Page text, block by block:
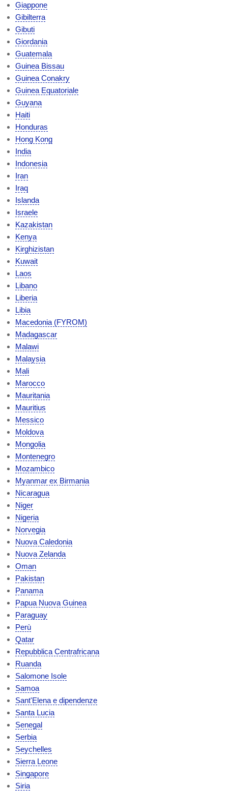
Giappone
Gibilterra
Gibuti
Giordania
Guatemala
Guinea Bissau
Guinea Conakry
Guinea Equatoriale
Guyana
Haiti
Honduras
Hong Kong
India
Indonesia
Iran
Iraq
Islanda
Israele
Kazakistan
Kenya
Kirghizistan
Kuwait
Laos
Libano
Liberia
Libia
Macedonia (FYROM)
Madagascar
Malawi
Malaysia
Mali
Marocco
Mauritania
Mauritius
Messico
Moldova
Mongolia
Montenegro
Mozambico
Myanmar ex Birmania
Nicaragua
Niger
Nigeria
Norvegia
Nuova Caledonia
Nuova Zelanda
Oman
Pakistan
Panama
Papua Nuova Guinea
Paraguay
Perù
Qatar
Repubblica Centrafricana
Ruanda
Salomone Isole
Samoa
Sant'Elena e dipendenze
Santa Lucia
Senegal
Serbia
Seychelles
Sierra Leone
Singapore
Siria